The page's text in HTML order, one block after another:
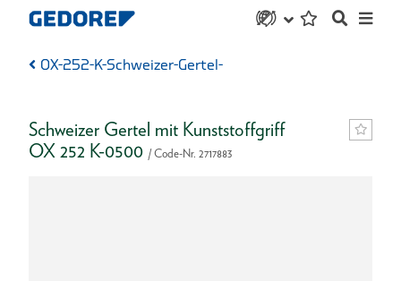
OX-252-K-Schweizer-Gertel-
Schweizer Gertel mit Kunststoffgriff
OX 252 K-0500 / Code-Nr. 2717883